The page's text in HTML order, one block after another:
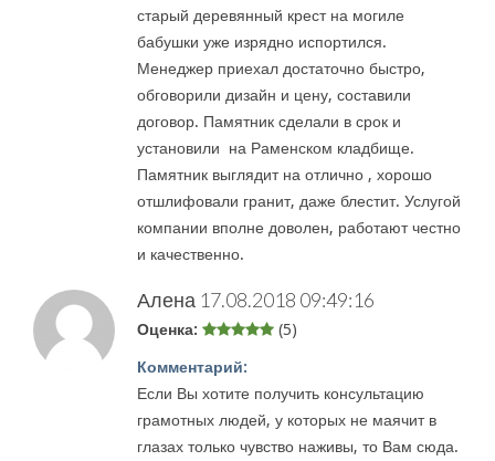
старый деревянный крест на могиле
бабушки уже изрядно испортился.
Менеджер приехал достаточно быстро,
обговорили дизайн и цену, составили
договор. Памятник сделали в срок и
установили на Раменском кладбище.
Памятник выглядит на отлично , хорошо
отшлифовали гранит, даже блестит. Услугой
компании вполне доволен, работают честно
и качественно.
Алена 17.08.2018 09:49:16
Оценка: (5)
Комментарий:
Если Вы хотите получить консультацию
грамотных людей, у которых не маячит в
глазах только чувство наживы, то Вам сюда.